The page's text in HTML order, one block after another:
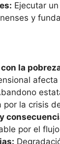
Ejecutar
y
la
por la crisis
por el